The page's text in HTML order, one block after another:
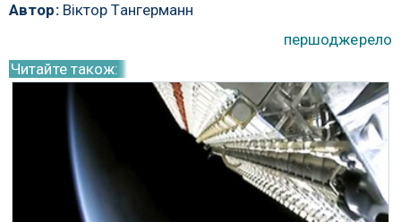
Автор:Віктор Тангерманн
першоджерело
Читайте також: